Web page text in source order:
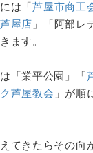
は「芦屋市商工
屋店 」「阿部レ
ます。
「業平公園」「
芦屋教会 」が順
てきたらその向